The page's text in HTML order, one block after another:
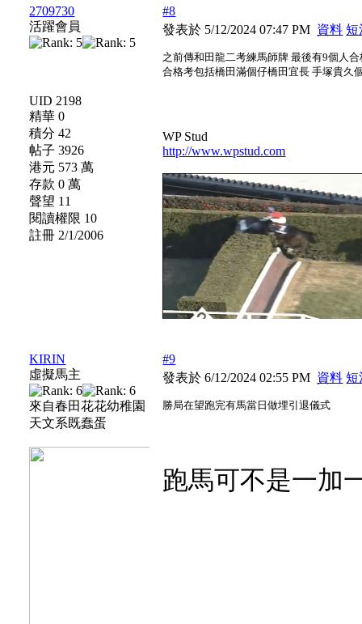
2709730
活躍會員
UID 2198
精華 0
積分 42
帖子 3926
港元 573 萬
存款 0 萬
聲望 11
閱讀權限 10
註冊 2/1/2006
#8
發表於 5/12/2024 07:47 PM 資料 短
之前傳和田龍二考練馬師牌 最後有9個人
合格考包括橋田滿個仔橋田宜長 手塚貴久
WP Stud
http://www.wpstud.com
KIRIN
虛擬馬主
來自春田花花幼稚園
天文系既蠢蛋
#9
發表於 6/12/2024 02:55 PM 資料 短
勝局在望跑完有馬當日做埋引退儀式
跑馬可不是一加